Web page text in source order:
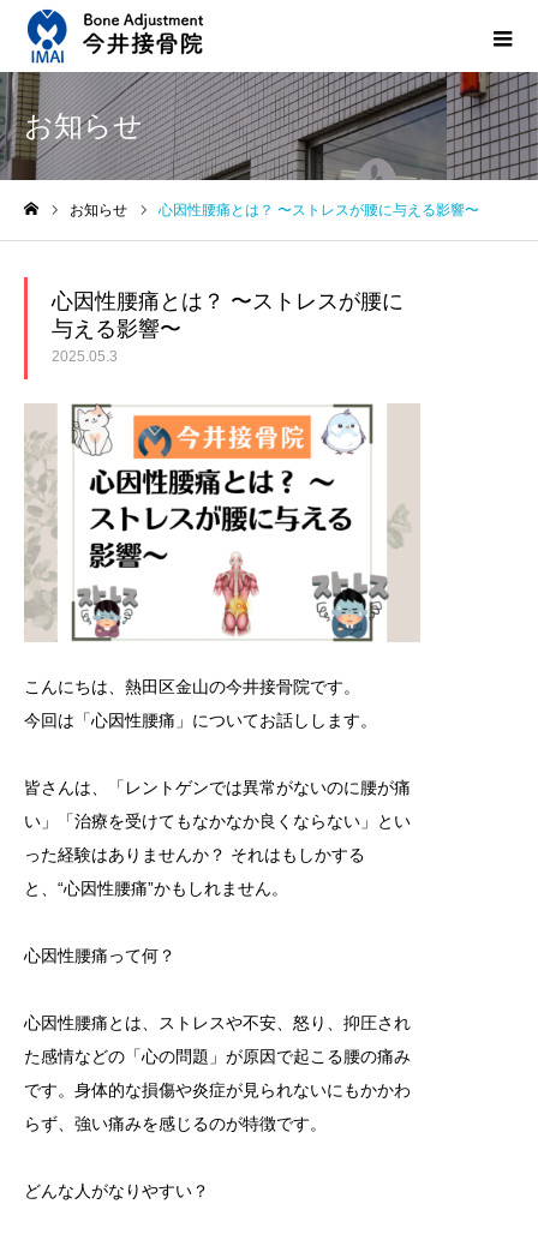
お知らせ
お知らせ 心因性腰痛とは？ 〜ストレスが腰に与える影響〜
心因性腰痛とは？ 〜ストレスが腰に
与える影響〜
2025.05.3
こんにちは、熱田区金山の今井接骨院です。
今回は「心因性腰痛」についてお話しします。
皆さんは、「レントゲンでは異常がないのに腰が痛
い」「治療を受けてもなかなか良くならない」とい
った経験はありませんか？ それはもしかする
と、“心因性腰痛”かもしれません。
心因性腰痛って何？
心因性腰痛とは、ストレスや不安、怒り、抑圧され
た感情などの「心の問題」が原因で起こる腰の痛み
です。身体的な損傷や炎症が見られないにもかかわ
らず、強い痛みを感じるのが特徴です。
どんな人がなりやすい？